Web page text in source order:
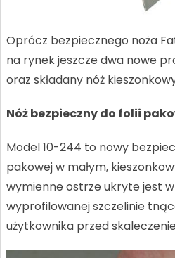
Oprócz bezpiecznego noża
na rynek jeszcze dwa nowe
oraz składany nóż
Nóż bezpieczny do folii
Model 10-244 to nowy
pakowej w małym,
wymienne ostrze ukryte jest
wyprofilowanej szczelinie
użytkownika przed